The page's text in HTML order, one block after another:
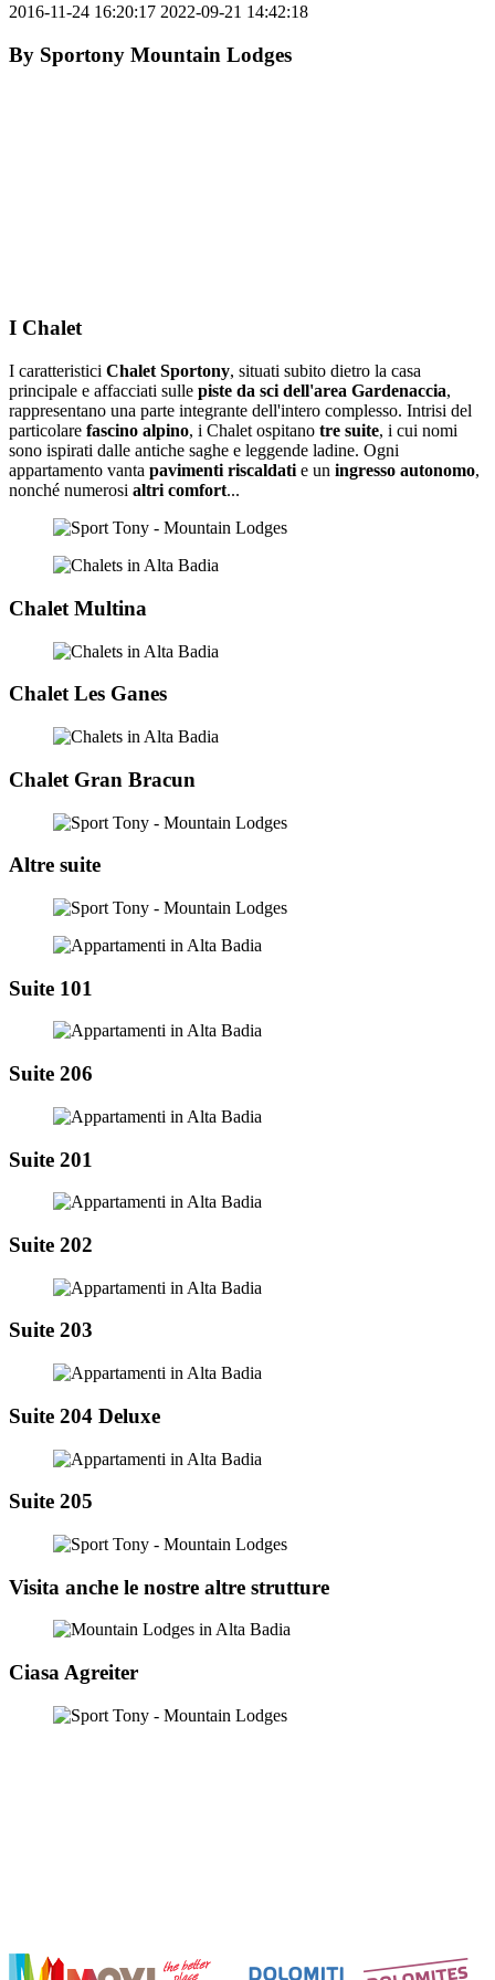
2016-11-24 16:20:17 2022-09-21 14:42:18
By Sportony Mountain Lodges
I Chalet
I caratteristici Chalet Sportony, situati subito dietro la casa
principale e affacciati sulle piste da sci dell'area Gardenaccia,
rappresentano una parte integrante dell'intero complesso. Intrisi del
particolare fascino alpino, i Chalet ospitano tre suite, i cui nomi
sono ispirati dalle antiche saghe e leggende ladine. Ogni
appartamento vanta pavimenti riscaldati e un ingresso autonomo,
nonché numerosi altri comfort...
Chalet Multina
Chalet Les Ganes
Chalet Gran Bracun
Altre suite
Suite 101
Suite 206
Suite 201
Suite 202
Suite 203
Suite 204 Deluxe
Suite 205
Visita anche le nostre altre strutture
Ciasa Agreiter